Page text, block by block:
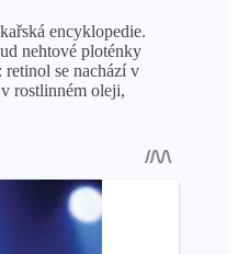
encyklopedie.
nehtové ploténky
retinol se nachází v
rostlinném oleji,